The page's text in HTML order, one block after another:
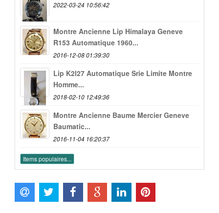
2022-03-24 10:56:42
Montre Ancienne Lip Himalaya Geneve
R153 Automatique 1960...
2016-12-08 01:39:30
Lip K2l27 Automatique Srie Limite Montre
Homme...
2018-02-10 12:49:36
Montre Ancienne Baume Mercier Geneve
Baumatic...
2016-11-04 16:20:37
Items populaires...